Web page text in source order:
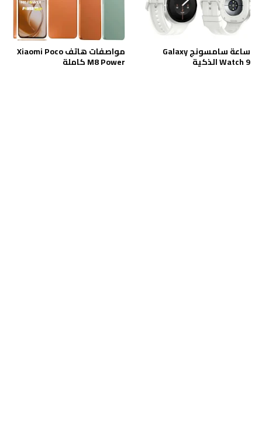
ساعة سامسونج Galaxy
Watch 9 الذكية
مواصفات هاتف Xiaomi Poco
M8 Power كاملة